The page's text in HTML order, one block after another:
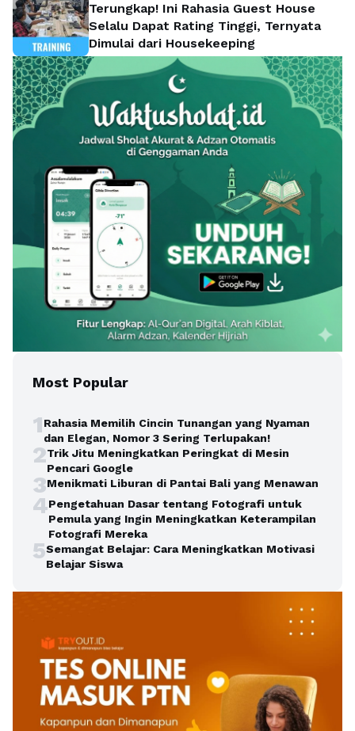
Terungkap! Ini Rahasia Guest House
Selalu Dapat Rating Tinggi, Ternyata
Dimulai dari Housekeeping
Most Popular
1Rahasia Memilih Cincin Tunangan yang Nyaman
dan Elegan, Nomor 3 Sering Terlupakan!
2Trik Jitu Meningkatkan Peringkat di Mesin
Pencari Google
3Menikmati Liburan di Pantai Bali yang Menawan
4Pengetahuan Dasar tentang Fotografi untuk
Pemula yang Ingin Meningkatkan Keterampilan
Fotografi Mereka
5Semangat Belajar: Cara Meningkatkan Motivasi
Belajar Siswa